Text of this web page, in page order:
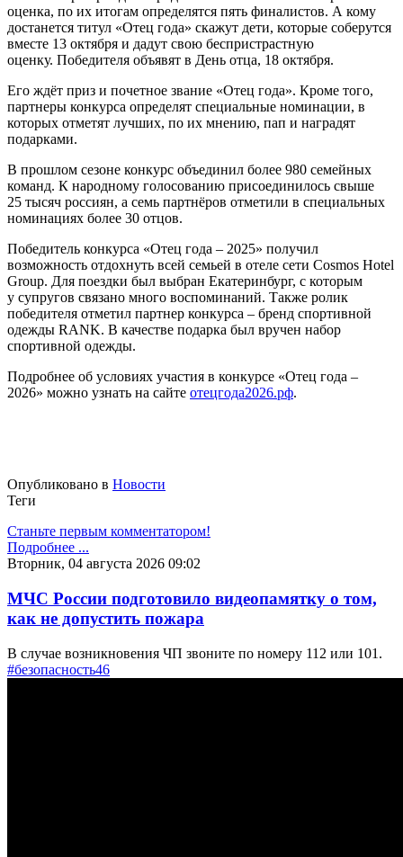
оценка, по их итогам определятся пять финалистов. А кому
достанется титул «Отец года» скажут дети, которые соберутся
вместе 13 октября и дадут свою беспристрастную
оценку. Победителя объявят в День отца, 18 октября.
Его ждёт приз и почетное звание «Отец года». Кроме того,
партнеры конкурса определят специальные номинации, в
которых отметят лучших, по их мнению, пап и наградят
подарками.
В прошлом сезоне конкурс объединил более 980 семейных
команд. К народному голосованию присоединилось свыше
25 тысяч россиян, а семь партнёров отметили в специальных
номинациях более 30 отцов.
Победитель конкурса «Отец года – 2025» получил
возможность отдохнуть всей семьей в отеле сети Cosmos Hotel
Group. Для поездки был выбран Екатеринбург, с которым
у супругов связано много воспоминаний. Также ролик
победителя отметил партнер конкурса – бренд спортивной
одежды RANK. В качестве подарка был вручен набор
спортивной одежды.
Подробнее об условиях участия в конкурсе «Отец года –
2026» можно узнать на сайте отецгода2026.рф.
Опубликовано в Новости
Теги
Станьте первым комментатором!
Подробнее ...
Вторник, 04 августа 2026 09:02
МЧС России подготовило видеопамятку о том,
как не допустить пожара
В случае возникновения ЧП звоните по номеру 112 или 101.
#безопасность46